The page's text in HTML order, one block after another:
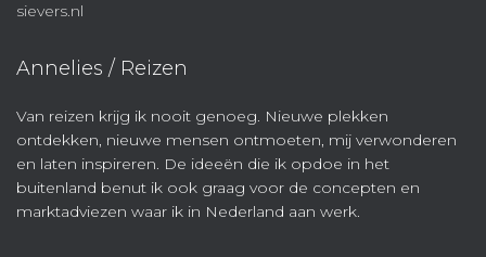
sievers.nl
Annelies / Reizen
Van reizen krijg ik nooit genoeg. Nieuwe plekken
ontdekken, nieuwe mensen ontmoeten, mij verwonderen
en laten inspireren. De ideeën die ik opdoe in het
buitenland benut ik ook graag voor de concepten en
marktadviezen waar ik in Nederland aan werk.